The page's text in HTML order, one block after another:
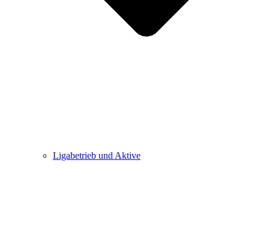
Ligabetrieb und Aktive